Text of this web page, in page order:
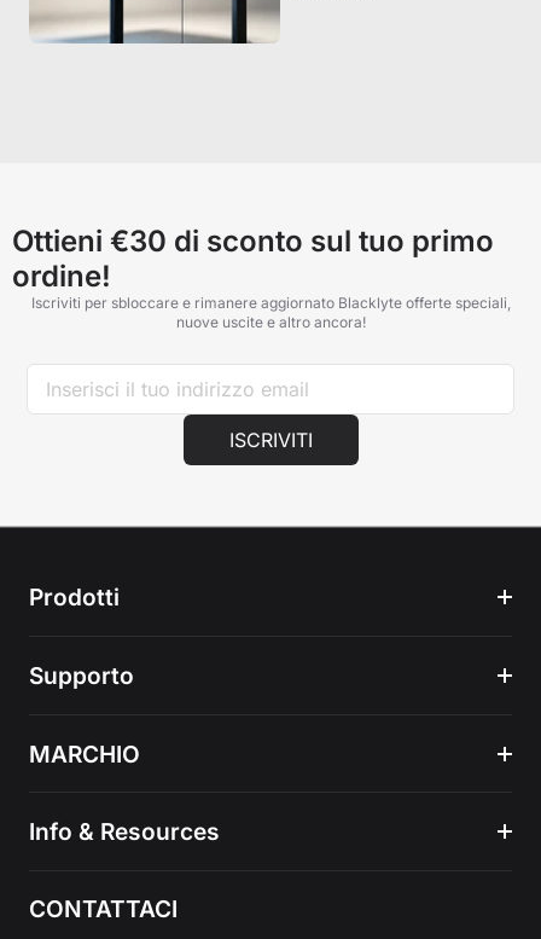
Ottieni €30 di sconto sul tuo primo
ordine!
Iscriviti per sbloccare e rimanere aggiornato Blacklyte offerte speciali,
nuove uscite e altro ancora!
ISCRIVITI
Prodotti
Supporto
MARCHIO
Info & Resources
CONTATTACI